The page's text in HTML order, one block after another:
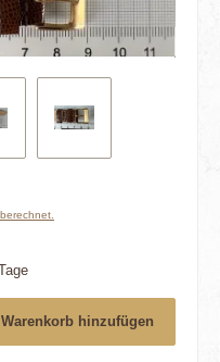
Warenkorb hinzufügen